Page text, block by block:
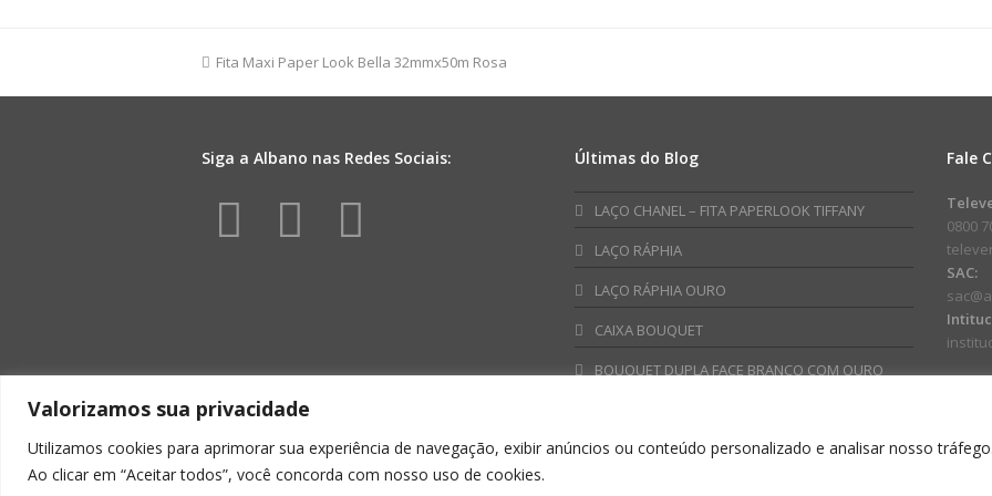
Valorizamos sua privacidade
Utilizamos cookies para aprimorar sua experiência de navegação, exibir anúncios ou conteúdo personalizado e analisar nosso tráfego.
Ao clicar em “Aceitar todos”, você concorda com nosso uso de cookies.
quantidade
quantidade
previous
Fita Maxi Paper Look Bella 32mmx50m Rosa
Siga a Albano nas Redes Sociais:
Facebook
Instagram
Últimas do Blog
LAÇO CHANEL – FITA PAPERLOOK TIFFANY
LAÇO RÁPHIA
LAÇO RÁPHIA OURO
CAIXA BOUQUET
BOUQUET DUPLA FACE BRANCO COM OURO
Fale
0800
SAC:
ALBANO EMBALAGENS ESPECIAIS INDUSTRIA E COMERCIO LTDA CNPJ: 60.576.311/